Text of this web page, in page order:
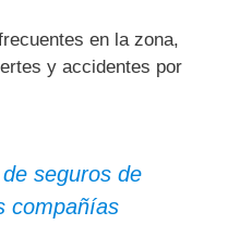
en la zona,
y accidentes por
seguros de
compañías